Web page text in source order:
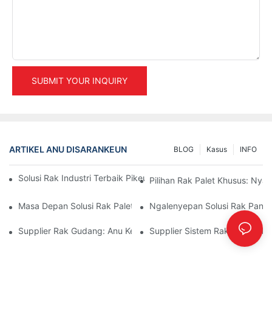
SUBMIT YOUR INQUIRY
ARTIKEL ANU DISARANKEUN INFO
Kasus
BLOG
Solusi Rak Industri Terbaik Pikeun Manajemén Gudang Anu
Pilihan Rak Palet Khusus:
Masa Depan Solusi Rak Palet: Tren Sareng Inovasi
Ngalenyepan Solusi Rak
Supplier Rak Gudang: Anu Kedah DipilariSupplier Sistem Rak: Faktor